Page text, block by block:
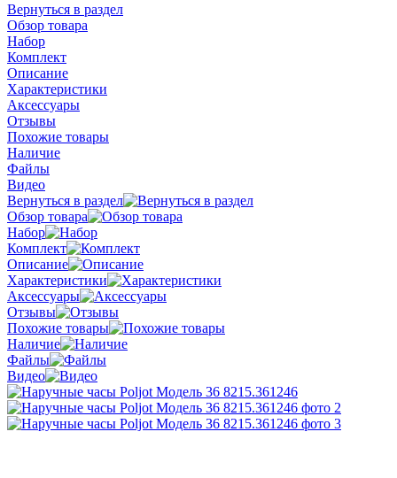
Вернуться в раздел
Обзор товара
Набор
Комплект
Описание
Характеристики
Аксессуары
Отзывы
Похожие товары
Наличие
Файлы
Видео
Вернуться в раздел
Обзор товара
Набор
Комплект
Описание
Характеристики
Аксессуары
Отзывы
Похожие товары
Наличие
Файлы
Видео